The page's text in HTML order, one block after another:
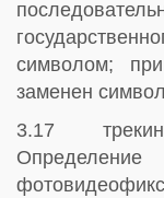
символом;
заменен
3.17